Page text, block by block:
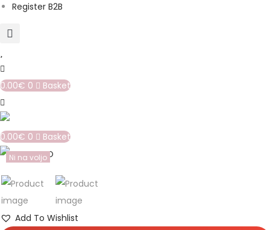
Register B2B
0.00€ 0 Basket
0.00€ 0 Basket
Ni na voljo
Add To Wishlist